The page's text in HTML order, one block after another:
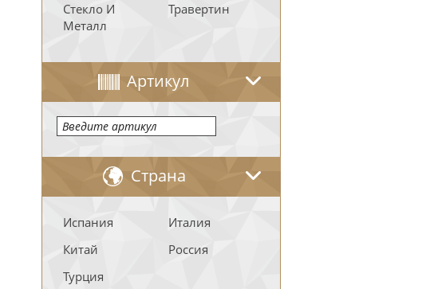
Стекло И
Металл
Травертин
Артикул
Страна
Испания
Италия
Китай
Россия
Турция